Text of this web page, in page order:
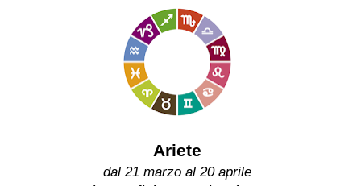
Ariete
dal 21 marzo al 20 aprile